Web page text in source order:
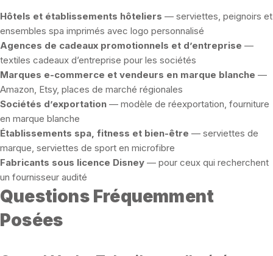
Hôtels et établissements hôteliers — serviettes, peignoirs et
ensembles spa imprimés avec logo personnalisé
Agences de cadeaux promotionnels et d’entreprise —
textiles cadeaux d’entreprise pour les sociétés
Marques e-commerce et vendeurs en marque blanche —
Amazon, Etsy, places de marché régionales
Sociétés d’exportation — modèle de réexportation, fourniture
en marque blanche
Établissements spa, fitness et bien-être — serviettes de
marque, serviettes de sport en microfibre
Fabricants sous licence Disney — pour ceux qui recherchent
un fournisseur audité
Questions Fréquemment
Posées